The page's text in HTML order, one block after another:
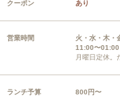
クーポン あり
営業時間
火・水・木・
11:00〜01:00
月曜日定休。
ランチ予算 800円〜